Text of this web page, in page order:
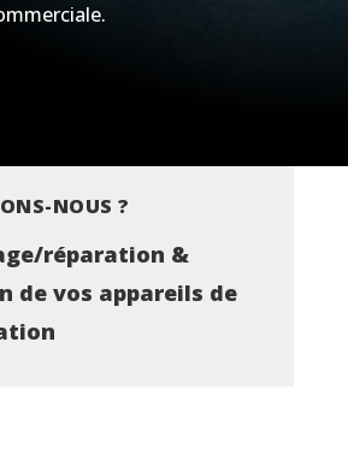
NOUS ?
réparation &
de vos appareils de